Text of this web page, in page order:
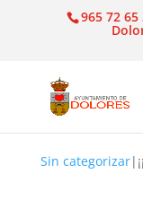
965 72
Sin categorizar|